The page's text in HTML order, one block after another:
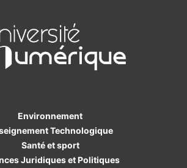
Environnement
Technologique
Santé et sport
Juridiques et Politiques